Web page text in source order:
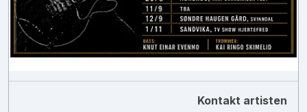
Kontakt artisten